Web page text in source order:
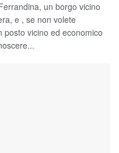
un borgo vicino
e , se non volete
vicino ed economico